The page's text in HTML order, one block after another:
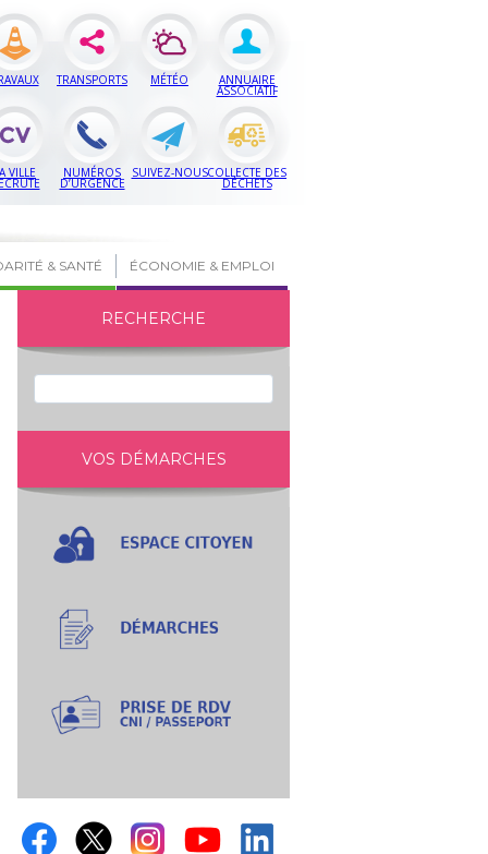
TRANSPORTS MÉTÉO ANNUAIRE
ASSOCIATIF
VILLE NUMÉROS
D’URGENCE
SUIVEZ-NOUSCOLLECTE DES
DÉCHETS
& SANTÉ ÉCONOMIE & EMPLOI
RECHERCHE
VOS DÉMARCHES